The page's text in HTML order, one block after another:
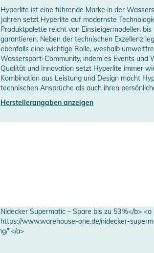
Hyperlite ist eine führende Marke in der
Jahren setzt Hyperlite auf modernste
Produktpalette reicht von Einsteigermodellen
garantieren. Neben der technischen Exzellenz
ebenfalls eine wichtige Rolle, weshalb
Wassersport-Community, indem es Events
Qualität und Innovation setzt Hyperlite immer
Kombination aus Leistung und Design macht
technischen Ansprüche als auch ihren
Herstellerangaben anzeigen